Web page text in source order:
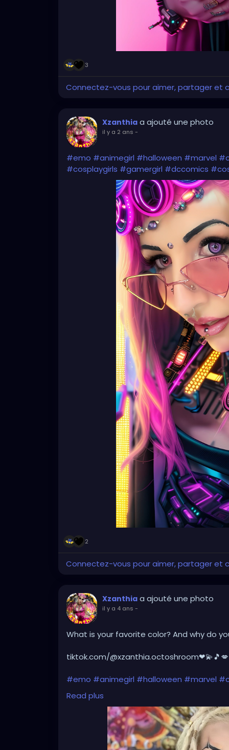
3
Connectez-vous pour aimer, partager et
Xzanthia a ajouté une photo
il y a 2 ans -
#emo #animegirl #halloween #marvel
#cosplaygirls #gamergirl #dccomics
2
Connectez-vous pour aimer, partager et
Xzanthia a ajouté une photo
il y a 4 ans -
What is your favorite color? And why do
tiktok.com/@xzanthia.octoshroom❤💫🎵💋
#emo #animegirl #halloween #marvel
#cosplaygirls
Read plus